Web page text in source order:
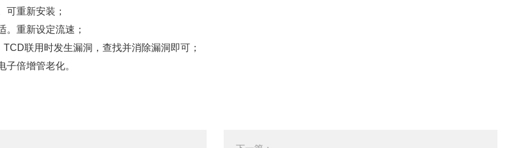
可重新安装；
。重新设定流速；
TCD联用时发生漏洞，查找并消除漏洞即可；
子倍增管老化。